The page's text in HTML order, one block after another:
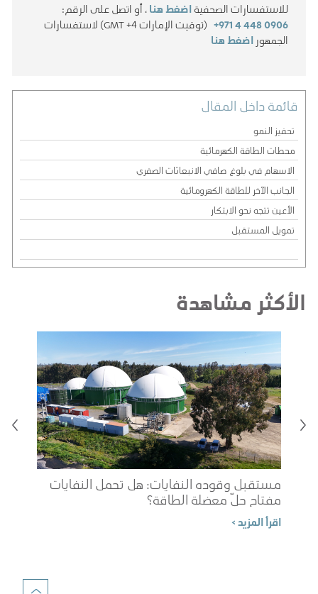
للاستفسارات الصحفيةاضغط هنا، أو اتصل على الرقم:
+971 4 448 0906
(توقيت الإمارات GMT +4) لاستفسارات
الجمهور اضغط هنا
قائمة داخل المقال
تحفيز النمو
محطات الطاقة الكهرمائية
الاسهام في بلوغ صافي الانبعاثات الصفري
الجانب الآخر للطاقة الكهرومائية
الأعين تتجه نحو الابتكار
تمويل المستقبل
الأكثر مشاهدة
مستقبل وقوده النفايات: هل تحمل النفايات
مفتاح حلّ معضلة الطاقة؟
اقرأ المزيد >